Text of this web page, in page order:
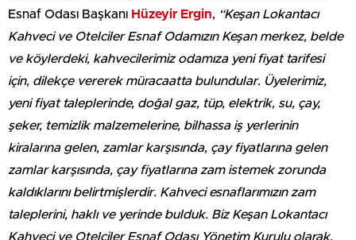
Esnaf Odası Başkanı Hüzeyir Ergin, “Keşan Lokantacı
Kahveci ve Otelciler Esnaf Odamızın Keşan merkez, belde
ve köylerdeki, kahvecilerimiz odamıza yeni fiyat tarifesi
için, dilekçe vererek müracaatta bulundular. Üyelerimiz,
yeni fiyat taleplerinde, doğal gaz, tüp, elektrik, su, çay,
şeker, temizlik malzemelerine, bilhassa iş yerlerinin
kiralarına gelen, zamlar karşısında, çay fiyatlarına gelen
zamlar karşısında, çay fiyatlarına zam istemek zorunda
kaldıklarını belirtmişlerdir. Kahveci esnaflarımızın zam
taleplerini, haklı ve yerinde bulduk. Biz Keşan Lokantacı
Kahveci ve Otelciler Esnaf Odası Yönetim Kurulu olarak,